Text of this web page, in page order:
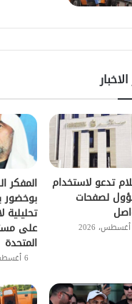
تدعو لاستخدام
لصفحات
المفكر
بوخضور
تحليلية
على
المتحدة
6 أغسطس، 2026